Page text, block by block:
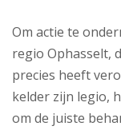
Om actie te
regio Ophasselt,
precies heeft
kelder zijn legio,
om de juiste